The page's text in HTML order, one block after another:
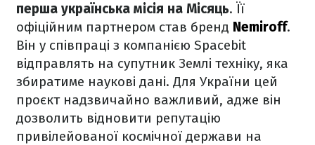
перша українська місія на Місяць. Її
офіційним партнером став бренд Nemiroff.
Він у співпраці з компанією Spacebit
відправлять на супутник Землі техніку, яка
збиратиме наукові дані. Для України цей
проєкт надзвичайно важливий, адже він
дозволить відновити репутацію
привілейованої космічної держави на